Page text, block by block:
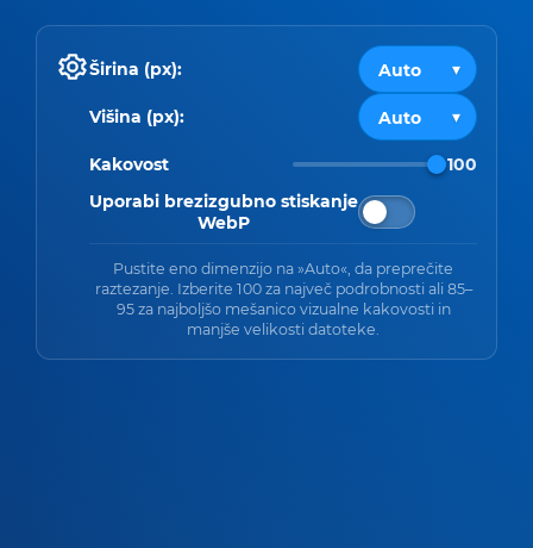
Širina (px):
Višina (px):
Kakovost
100
Uporabi brezizgubno stiskanje
WebP
Pustite eno dimenzijo na »Auto«, da preprečite
raztezanje. Izberite 100 za največ podrobnosti ali 85–
95 za najboljšo mešanico vizualne kakovosti in
manjše velikosti datoteke.